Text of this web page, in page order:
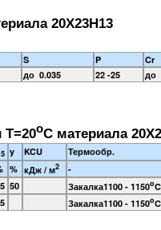
20Х23Н13
S P
Cr
до 0.035 22 -25 до
Т=20oС материала
5 y KCU
Термообр.
% кДж / м2 -
50 Закалка1100 - 1150o
Закалка1100 - 1150o